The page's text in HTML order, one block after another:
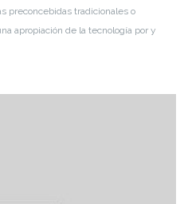
preconcebidas tradicionales o
apropiación de la tecnología por y